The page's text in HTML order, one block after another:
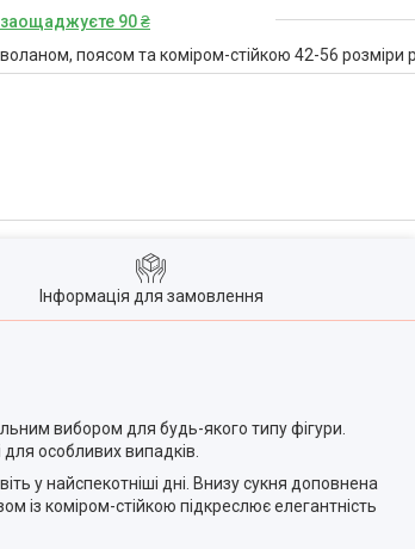
90 ₴
поясом та коміром-стійкою 42-56 розміри
Інформація для замовлення
вибором для будь-якого типу фігури.
особливих випадків.
у найспекотніші дні. Внизу сукня доповнена
із коміром-стійкою підкреслює елегантність